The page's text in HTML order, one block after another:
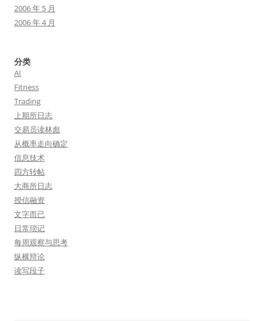
2006 年 5 月
2006 年 4 月
分类
AI
Fitness
Trading
上期所日志
交易员读林彪
从概率走向确定
信息技术
四方转帖
大商所日志
授信融资
文字而已
日常琐记
每周观察与思考
纵横辩论
读写段子